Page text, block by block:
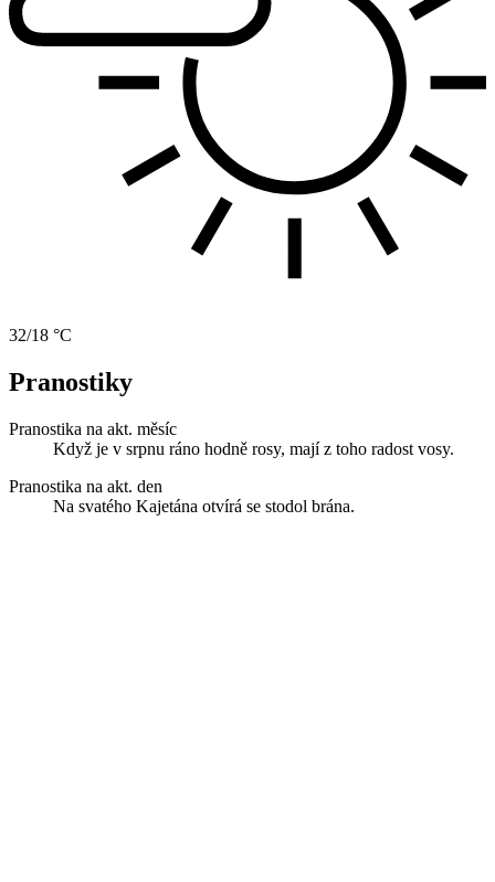
32/18 °C
Pranostiky
Pranostika na akt. měsíc
Když je v srpnu ráno hodně rosy, mají z toho radost vosy.
Pranostika na akt. den
Na svatého Kajetána otvírá se stodol brána.